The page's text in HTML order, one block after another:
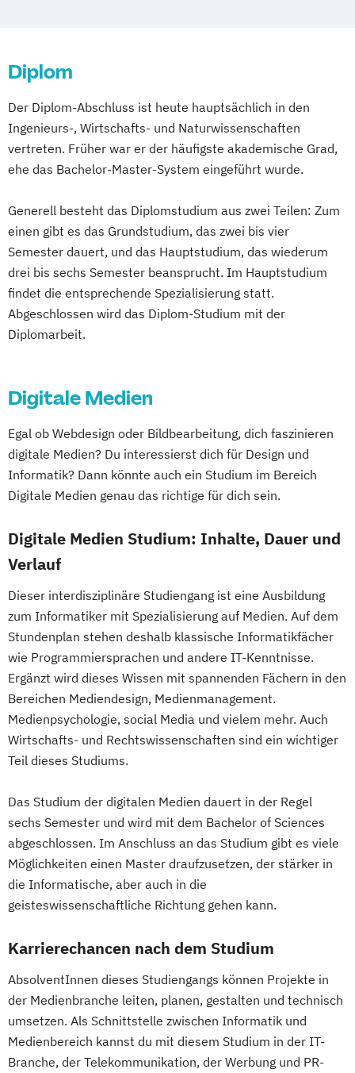
Social Media Recruiter/-in (IHK)
Diplom
Der Diplom-Abschluss ist heute hauptsächlich in den
Ingenieurs-, Wirtschafts- und Naturwissenschaften
vertreten. Früher war er der häufigste akademische Grad,
ehe das Bachelor-Master-System eingeführt wurde.
Generell besteht das Diplomstudium aus zwei Teilen: Zum
einen gibt es das Grundstudium, das zwei bis vier
Semester dauert, und das Hauptstudium, das wiederum
drei bis sechs Semester beansprucht. Im Hauptstudium
findet die entsprechende Spezialisierung statt.
Abgeschlossen wird das Diplom-Studium mit der
Diplomarbeit.
Digitale Medien
Egal ob Webdesign oder Bildbearbeitung, dich faszinieren
digitale Medien? Du interessierst dich für Design und
Informatik? Dann könnte auch ein Studium im Bereich
Digitale Medien genau das richtige für dich sein.
Digitale Medien Studium: Inhalte, Dauer und
Verlauf
Dieser interdisziplinäre Studiengang ist eine Ausbildung
zum Informatiker mit Spezialisierung auf Medien. Auf dem
Stundenplan stehen deshalb klassische Informatikfächer
wie Programmiersprachen und andere IT-Kenntnisse.
Ergänzt wird dieses Wissen mit spannenden Fächern in den
Bereichen Mediendesign, Medienmanagement.
Medienpsychologie, social Media und vielem mehr. Auch
Wirtschafts- und Rechtswissenschaften sind ein wichtiger
Teil dieses Studiums.
Das Studium der digitalen Medien dauert in der Regel
sechs Semester und wird mit dem Bachelor of Sciences
abgeschlossen. Im Anschluss an das Studium gibt es viele
Möglichkeiten einen Master draufzusetzen, der stärker in
die Informatische, aber auch in die
geisteswissenschaftliche Richtung gehen kann.
Karrierechancen nach dem Studium
AbsolventInnen dieses Studiengangs können Projekte in
der Medienbranche leiten, planen, gestalten und technisch
umsetzen. Als Schnittstelle zwischen Informatik und
Medienbereich kannst du mit diesem Studium in der IT-
Branche, der Telekommunikation, der Werbung und PR-